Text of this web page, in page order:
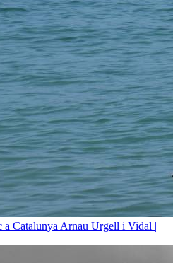
a Catalunya Arnau Urgell i Vidal |